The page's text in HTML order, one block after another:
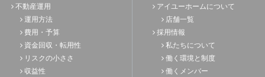
不動産運用
運用方法
費用・予算
資金回収・転用性
リスクの小ささ
収益性
アイユーホームについて
店舗一覧
採用情報
私たちについて
働く環境と制度
働くメンバー